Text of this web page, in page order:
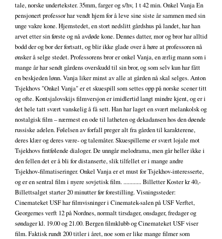
tale, norske undertekster. 35mm, farger og s/hv, 1 t 42 min. Onkel Vanja En
pensjonert professor har vendt hjem for å leve sine siste år sammen med sin
unge vakre kone. Hjemstedet, en stort nedslitt gårdshus på landet, har han
arvet etter sin første og nå avdøde kone. Dennes datter, mor og bror har alltid
bodd der og bor der fortsatt, og blir ikke glade over å høre at professoren nå
ønsker å selge stedet. Professorens bror er onkel Vanja, en ærlig mann som i
mange år har sendt gårdens overskudd til sin bror, og som selv kun har fått
en beskjeden lønn. Vanja liker minst av alle at gården nå skal selges. Anton
Tsjekhovs "Onkel Vanja" er et skuespill som settes opp på norske scener titt
og ofte. Kontsjalovskijs filmversjon er imidlertid langt mindre kjent, og er i
det hele tatt svært vanskelig å få sett. Han har laget en svært melankolsk og
nostalgisk film – nærmest en ode til latheten og dekadansen hos den døende
russiske adelen. Følelsen av forfall preger alt fra gården til karakterene,
deres klær og deres være- og talemåter. Skuespillerne er svært lojale mot
Tsjekhovs fintfølende dialoger. De unngår melodrama, men går heller ikke i
den fellen det er å bli for distanserte, slik tilfellet er i mange andre
Tsjekhov-filmatiseringer. Onkel Vanja er et must for Tsjekhov-interesserte,
og er en sentral film i nyere sovjetisk film. ............ Billetter Koster kr 40,-
Billettsalget starter 20 minutter før forestilling. Visningssteder:
Cinemateket USF har filmvisninger i Cinematek-salen på USF Verftet,
Georgernes verft 12 på Nordnes, normalt tirsdager, onsdager, fredager og
søndager kl. 19.00 og 21.00. Bergen filmklubb og Cinemateket USF viser
film. Faktisk rundt 200 titler i året, noe som er like mange filmer som